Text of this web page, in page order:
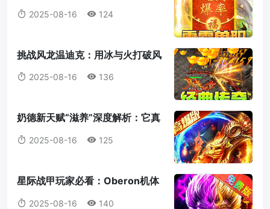
腰带为何成为首选？
2025-08-16 124
挑战风龙温迪克：用冰与火打破风
暴统治！
2025-08-16 136
奶德新天赋“滋养”深度解析：它真
的值得我们放弃愈合吗？
2025-08-16 125
星际战甲玩家必看：Oberon机体
蓝图获取全攻略
2025-08-16 140